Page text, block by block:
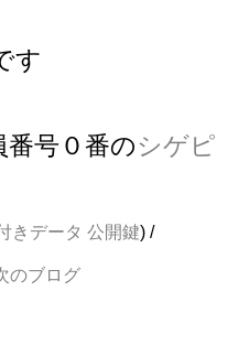
す
番号０番のシゲピ
きデータ 公開鍵) /
のブログ